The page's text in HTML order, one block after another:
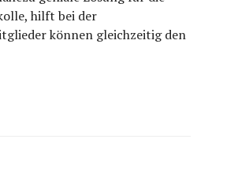
hilft bei der
können gleichzeitig den
– Rezension und